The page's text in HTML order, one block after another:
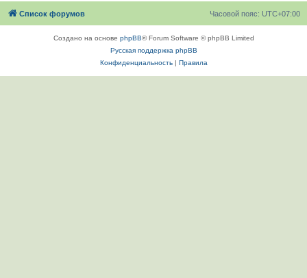
Список форумов Часовой пояс: UTC+07:00
Создано на основе phpBB® Forum Software © phpBB Limited
Русская поддержка phpBB
Конфиденциальность| Правила